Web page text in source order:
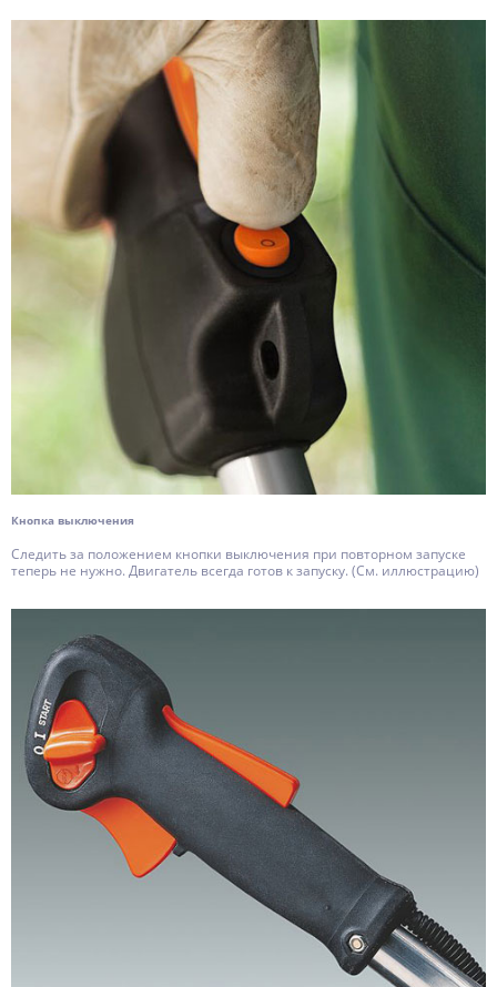
Кнопка выключения
Следить за положением кнопки выключения при повторном запуске
теперь не нужно. Двигатель всегда готов к запуску. (См. иллюстрацию)